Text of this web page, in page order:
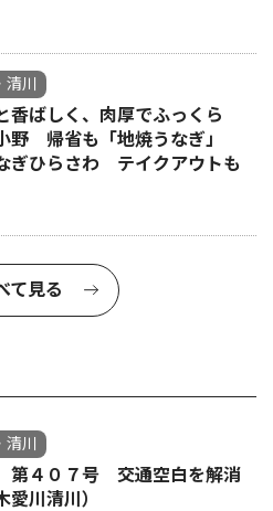
川
香ばしく、肉厚でふっくら
帰省も「地焼うなぎ」
ぎひらさわ テイクアウトも
て見る
川
第４０７号 交通空白を解消
川清川）